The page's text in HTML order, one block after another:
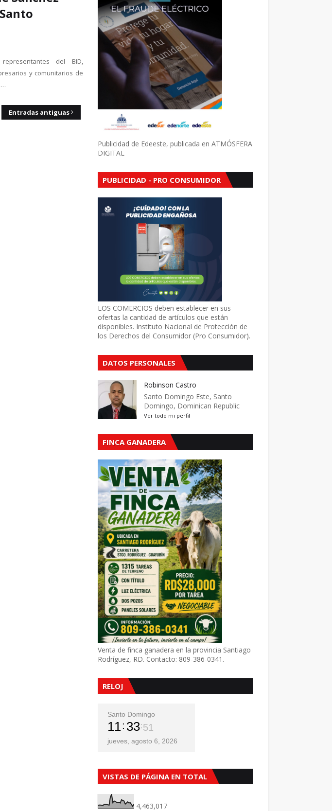
del BID,
y comunitarios de
Entradas antiguas
Publicidad de Edeeste, publicada en ATMÓSFERA
DIGITAL
PUBLICIDAD - PRO CONSUMIDOR
LOS COMERCIOS deben establecer en sus
ofertas la cantidad de artículos que están
disponibles. Instituto Nacional de Protección de
los Derechos del Consumidor (Pro Consumidor).
DATOS PERSONALES
Robinson Castro
Santo Domingo Este, Santo
Domingo, Dominican Republic
Ver todo mi perfil
FINCA GANADERA
Venta de finca ganadera en la provincia Santiago
Rodríguez, RD. Contacto: 809-386-0341.
RELOJ
Santo Domingo
11 33 53
jueves, agosto 6, 2026
VISTAS DE PÁGINA EN TOTAL
4,463,017